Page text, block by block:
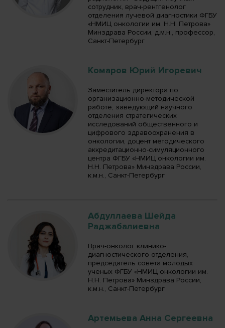
сотрудник, врач-рентгенолог
отделения лучевой диагностики ФГБУ
«НМИЦ онкологии им. Н.Н. Петрова»
Минздрава России, д.м.н., профессор,
Санкт-Петербург
Комаров Юрий Игоревич
Заместитель директора по
организационно-методической
работе, заведующий научного
отделения стратегических
исследований общественного и
цифрового здравоохранения в
онкологии, доцент методического
аккредитационно-симуляционного
центра ФГБУ «НМИЦ онкологии им.
Н.Н. Петрова» Минздрава России,
к.м.н., Санкт-Петербург
Абдуллаева Шейда
Раджабалиевна
Врач-онколог клинико-
диагностического отделения,
председатель совета молодых
ученых ФГБУ «НМИЦ онкологии им.
Н.Н. Петрова» Минздрава России,
к.м.н., Санкт-Петербург
Артемьева Анна Сергеевна